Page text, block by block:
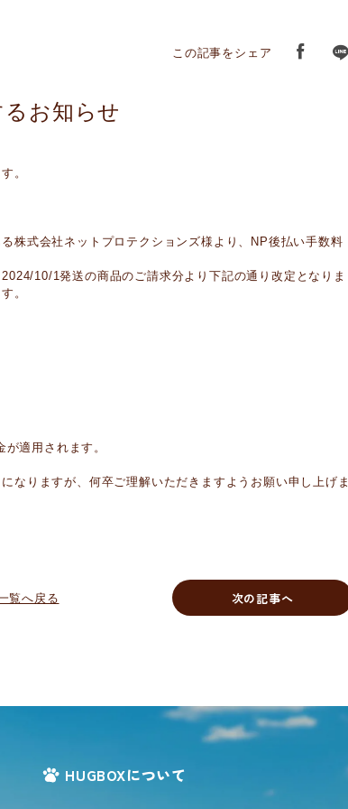
この記事をシェア
お知らせ
。
株式会社ネットプロテクションズ様より、NP後払い手数料
10/1発送の商品のご請求分より下記の通り改定となりま
。
適用されます。
なりますが、何卒ご理解いただきますようお願い申し上げま
覧へ戻る 次の記事へ
HUGBOXについて